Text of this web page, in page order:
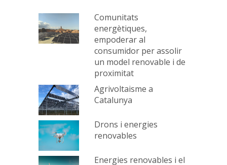
Comunitats
energètiques,
empoderar al
consumidor per assolir
un model renovable i de
proximitat
Agrivoltaisme a
Catalunya
Drons i energies
renovables
Energies renovables i el